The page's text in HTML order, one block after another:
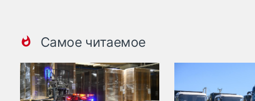
Самое читаемое